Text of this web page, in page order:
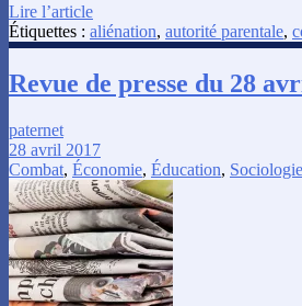
Lire l’article
Étiquettes : aliénation, autorité parentale,
Revue de presse du 28
paternet
28 avril 2017
Combat, Économie, Éducation, Sociologie